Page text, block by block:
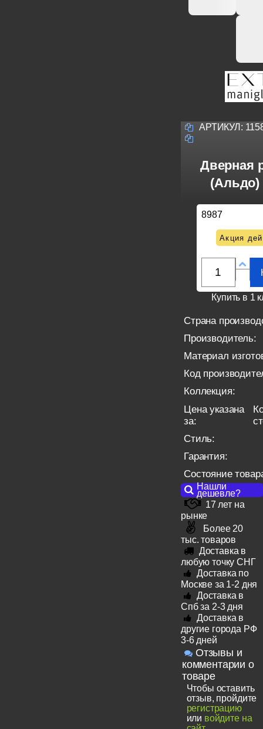
АРТИКУЛ:
Дверная
(Альдо)
8987
Акция
Купить в 1
Страна
Производитель:
Материал
Код
Коллекция:
Цена указана
за:
Стиль:
Гарантия:
Состояние
Нашли
дешевле?
17 лет на
рынке
Более 20
тыс. товаров
Доставка в
любую точку СНГ
Доставка по
Москве за 1-2 дня
Доставка в
Спб за 2-3 дня
Доставка в
другие города РФ
3-6 дней
Отзывы и
комментарии о
товаре
Чтобы оставить
отзыв, пройдите
регистрацию
или войдите на